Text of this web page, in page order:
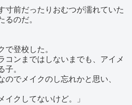
寸前だったりおむつが濡れていた
のだ。
登校した。
コンまではしないまでも、アイメ
。
でメイクのし忘れかと思い、
イクしてないけど。」